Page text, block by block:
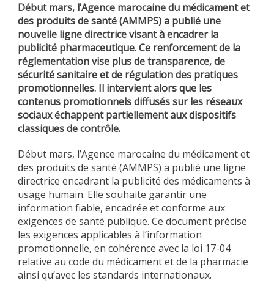
Début mars, l’Agence marocaine du médicament et
des produits de santé (AMMPS) a publié une
nouvelle ligne directrice visant à encadrer la
publicité pharmaceutique. Ce renforcement de la
réglementation vise plus de transparence, de
sécurité sanitaire et de régulation des pratiques
promotionnelles. Il intervient alors que les
contenus promotionnels diffusés sur les réseaux
sociaux échappent partiellement aux dispositifs
classiques de contrôle.
Début mars, l’Agence marocaine du médicament et
des produits de santé (AMMPS) a publié une ligne
directrice encadrant la publicité des médicaments à
usage humain. Elle souhaite garantir une
information fiable, encadrée et conforme aux
exigences de santé publique. Ce document précise
les exigences applicables à l’information
promotionnelle, en cohérence avec la loi 17-04
relative au code du médicament et de la pharmacie
ainsi qu’avec les standards internationaux.